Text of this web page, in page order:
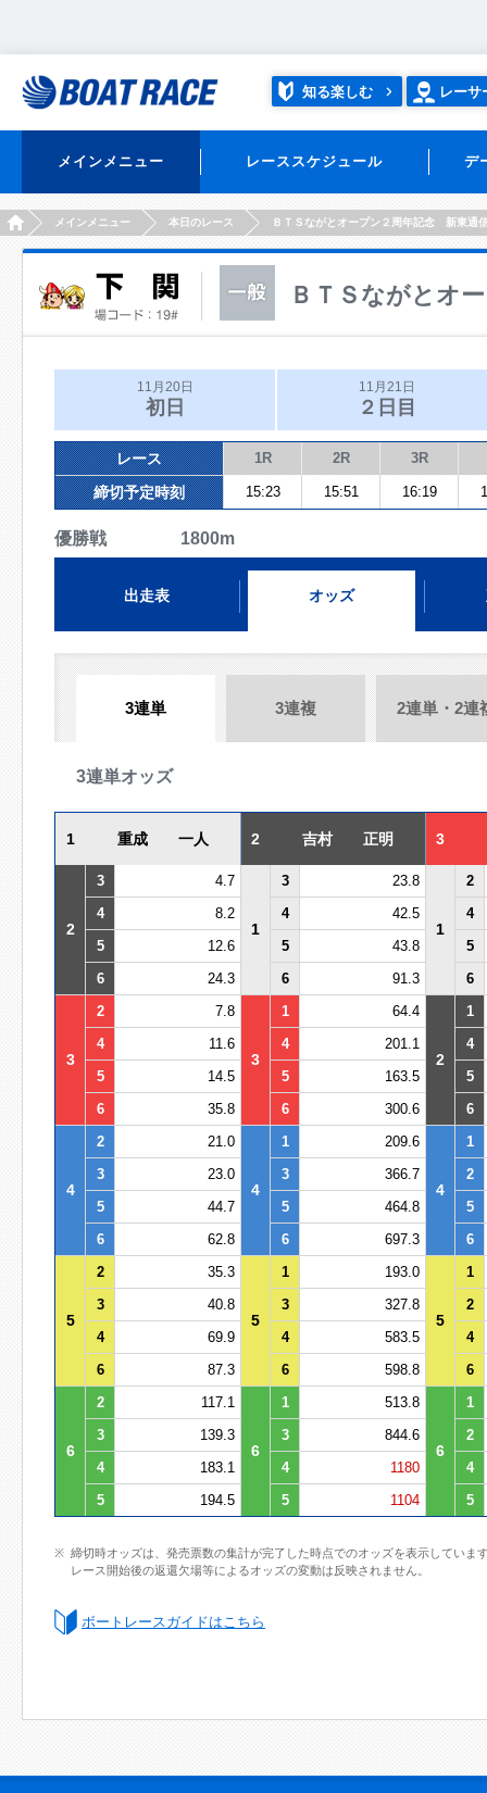
知る楽しむ レーサ
メインメニュー レーススケジュール デ
HOMEメインメニュー 本日のレース ＢＴＳながとオープン２周年記念 新東通
ＢＴＳながとオ
11月20日
初日
11月21日
２日目
レース 1R 2R 3R
締切予定時刻 15:23 15:51 16:19
優勝戦 1800m
出走表 オッズ
3連単 3連複 2連単・2連
3連単オッズ
1 重成 一人 2 吉村 正明 3
2
3 4.7
1
3 23.8
1
2
4
8.2 4 42.5
4
5
12.6 5 43.8
5
6
24.3 6 91.3 6
3
2 7.8
3
1 64.4
2
1
4
11.6 4 201.1
4
5
14.5 5 163.5
5
6
35.8 6 300.6 6
4
2 21.0
4
1 209.6
4
1
3
23.0 3 366.7
2
5
44.7 5 464.8
5
6
62.8 6 697.3 6
5
2 35.3
5
1 193.0
5
1
3
40.8 3 327.8
2
4
69.9 4 583.5
4
6
87.3 6 598.8 6
6
2 117.1
6
1 513.8
6
1
3
139.3 3 844.6
2
4
183.1 4 1180
4
5
194.5 5 1104 5
締切時オッズは、発売票数の集計が完了した時点でのオッズを表示していま
レース開始後の返還欠場等によるオッズの変動は反映されません。
ボートレースガイドはこちら